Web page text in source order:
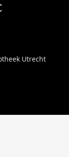
Utrecht